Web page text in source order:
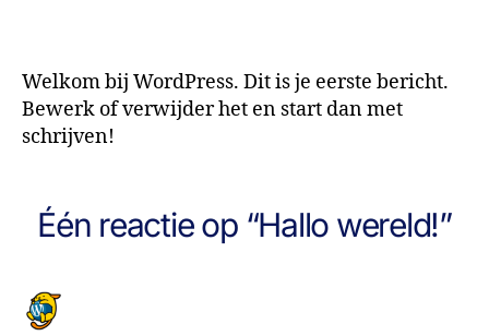
Welkom bij WordPress. Dit is je eerste bericht.
Bewerk of verwijder het en start dan met
schrijven!
Één reactie op “Hallo wereld!”